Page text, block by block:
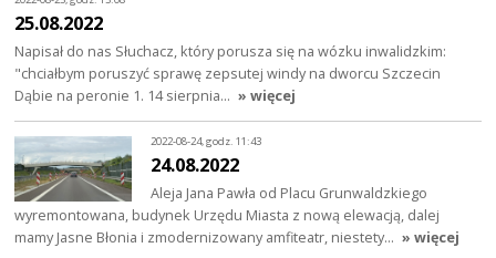
25.08.2022
Napisał do nas Słuchacz, który porusza się na wózku inwalidzkim:
"chciałbym poruszyć sprawę zepsutej windy na dworcu Szczecin
Dąbie na peronie 1. 14 sierpnia… » więcej
2022-08-24, godz. 11:43
24.08.2022
Aleja Jana Pawła od Placu Grunwaldzkiego
wyremontowana, budynek Urzędu Miasta z nową elewacją, dalej
mamy Jasne Błonia i zmodernizowany amfiteatr, niestety… » więcej